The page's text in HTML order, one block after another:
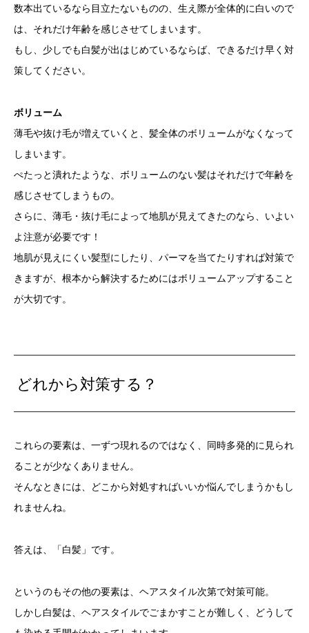
数本出ているなら目立たないものの、生え際が全体的に白いので
は、それだけ年齢を感じさせてしまいます。
もし、少しでも白髪が出はじめているならば、できるだけ早く対
策してください。
ボリューム
薄毛や抜け毛が増えていくと、髪全体のボリュームがなくなって
しまいます。
ぺたっと潰れたような、ボリュームのない髪はそれだけで年齢を
感じさせてしまうもの。
さらに、薄毛・抜け毛によって地肌が見えてきたのなら、いよい
よ注意が必要です！
地肌が見えにくい髪型にしたり、パーマを当てたりすれば対策で
きますが、根本から解決するためにはボリュームアップすること
が大切です。
どれから対策する？
これらの要素は、一ずつ現れるのではなく、同時多発的に見られ
ることが少なくありません。
そんなときには、どこから対処すればいいか悩んでしまうかもし
れませんね。
答えは、「白髪」です。
というのもその他の要素は、ヘアスタイル次第で対策可能。
しかし白髪は、ヘアスタイルでごまかすことが難しく、どうして